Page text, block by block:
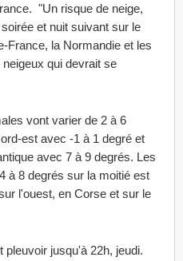
"Un risque de neige,
et nuit suivant sur le
France, la Normandie et les
qui devrait se
vont varier de 2 à 6
est avec -1 à 1 degré et
avec 7 à 9 degrés. Les
à 8 degrés sur la moitié est
l'ouest, en Corse et sur le
pleuvoir jusqu'à 22h, jeudi.